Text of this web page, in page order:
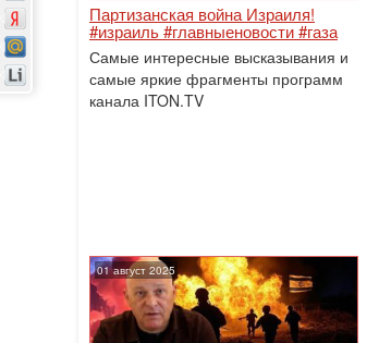
Партизанская война Израиля!
#израиль #главныеновости #газа
Самые интересные высказывания и
самые яркие фрагменты программ
канала ITON.TV
01 август 2025